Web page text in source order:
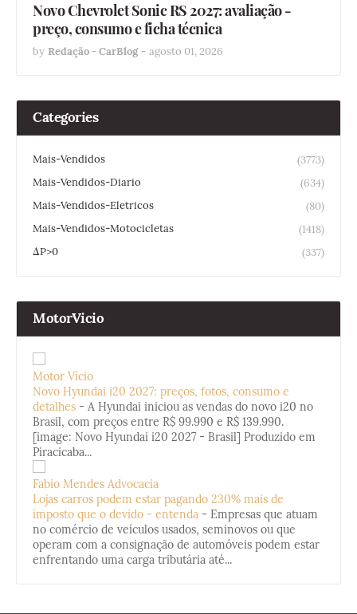
Novo Chevrolet Sonic RS 2027: avaliação -
preço, consumo e ficha técnica
by Redação - CarBlog - agosto 01, 2026
Categories
Mais-Vendidos
(3773)
Mais-Vendidos-Diario
(634)
Mais-Vendidos-Eletricos
(80)
Mais-Vendidos-Motocicletas
(1418)
ΔP>0
(337)
MotorVicio
Motor Vício
Novo Hyundai i20 2027: preços, fotos, consumo e
detalhes - A Hyundai iniciou as vendas do novo i20 no
Brasil, com preços entre R$ 99.990 e R$ 139.990.
[image: Novo Hyundai i20 2027 - Brasil] Produzido em
Piracicaba...
Fabio Mendes Advocacia
Lojas carros podem estar pagando 230% mais de
imposto que o devido - entenda - Empresas que atuam
no comércio de veículos usados, seminovos ou que
operam com a consignação de automóveis podem estar
enfrentando uma carga tributária até...